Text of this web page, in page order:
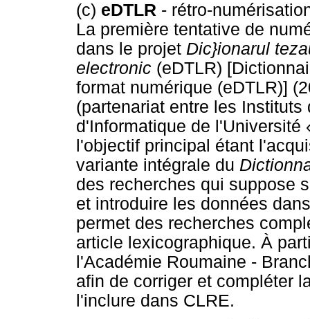
(c) eDTLR - rétro-
La première tentative de
dans le projet Dic}ionarul
electronic (eDTLR)
format numérique (eDTLR)]
(partenariat entre les
d'Informatique de l'Université
l'objectif principal étant
variante intégrale du
des recherches qui suppose
et introduire les données
permet des recherches
article lexicographique. À
l'Académie Roumaine -
afin de corriger et compléter
l'inclure dans CLRE.